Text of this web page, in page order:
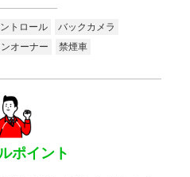
トロール
バックカメラ
オーナー 禁煙車
ポイント